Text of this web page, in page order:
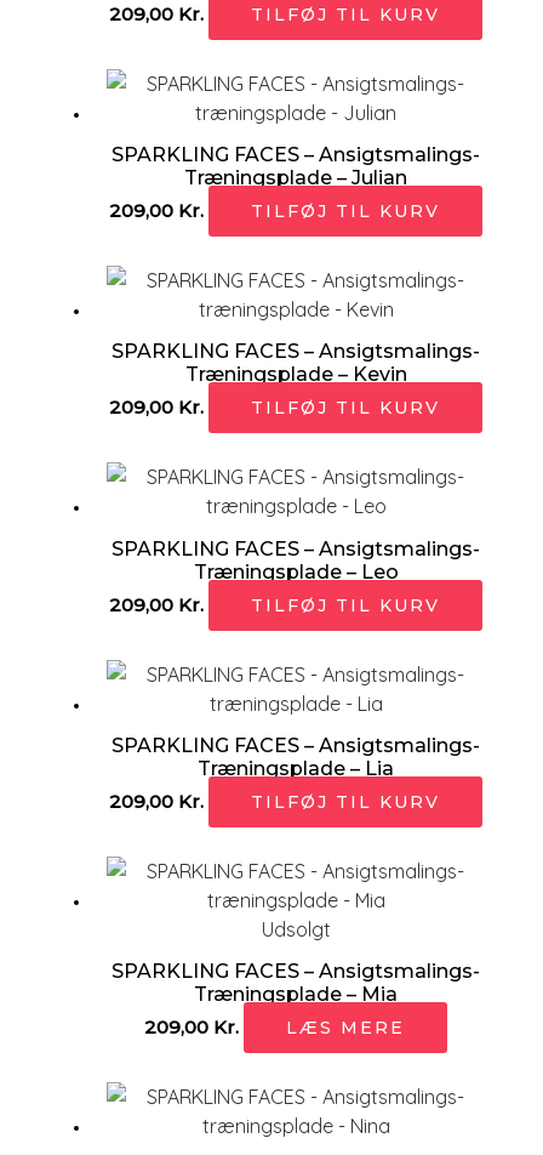
209,00 Kr. TILFØJ TIL KURV
SPARKLING FACES – Ansigtsmalings-
Træningsplade – Julian
209,00 Kr. TILFØJ TIL KURV
SPARKLING FACES – Ansigtsmalings-
Træningsplade – Kevin
209,00 Kr. TILFØJ TIL KURV
SPARKLING FACES – Ansigtsmalings-
Træningsplade – Leo
209,00 Kr. TILFØJ TIL KURV
SPARKLING FACES – Ansigtsmalings-
Træningsplade – Lia
209,00 Kr. TILFØJ TIL KURV
Udsolgt
SPARKLING FACES – Ansigtsmalings-
Træningsplade – Mia
209,00 Kr. LÆS MERE